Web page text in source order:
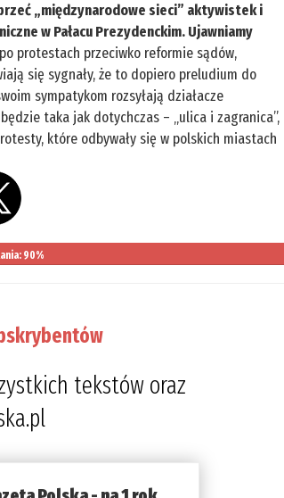
„międzynarodowe sieci” aktywistek i
w Pałacu Prezydenckim. Ujawniamy
protestach przeciwko reformie sądów,
się sygnały, że to dopiero preludium do
sympatykom rozsyłają działacze
taka jak dotychczas – „ulica i zagranica”,
które odbywały się w polskich miastach
90%
tekstów oraz